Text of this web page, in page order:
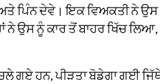
ਪਿੰਨ ਦੇਵੇ। ਇਕ ਵਿਅਕਤੀ ਨੇ ਉਸ
ਉਸ ਨੂੰ ਕਾਰ ਤੋਂ ਬਾਹਰ ਖਿੱਚ
ਹਨ, ਪੀੜਤਾ ਬੋਡੇਗਾ ਗਈ ਜਿੱਥੇ